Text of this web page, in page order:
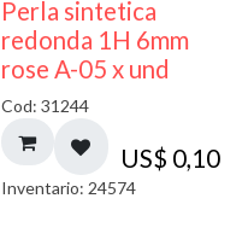
Perla sintetica
redonda 1H 6mm
rose A-05 x und
Cod: 31244
US$ 0,10
Inventario: 24574